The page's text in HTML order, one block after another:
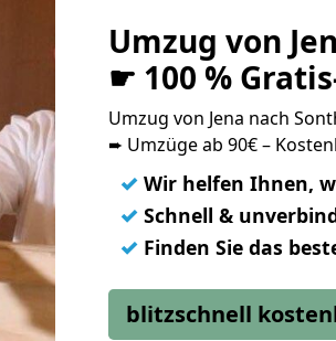
Umzug von
☛ 100 %
Umzug von Jena nach
➨ Umzüge ab 90€ –
✓ Wir helfen Ihnen,
✓ Schnell &
✓ Finden Sie das
blitzschnell